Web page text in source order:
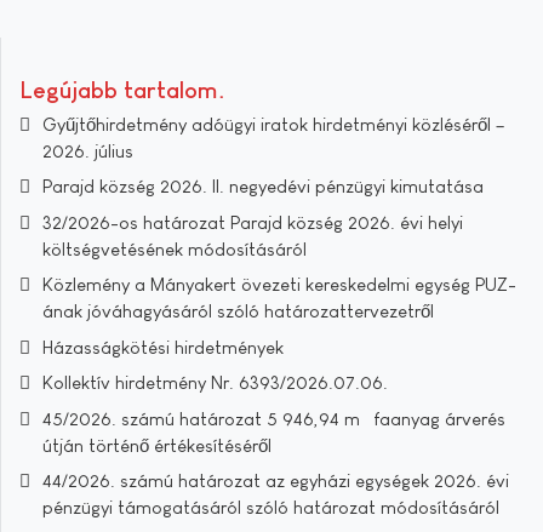
Legújabb tartalom
Gyűjtőhirdetmény adóügyi iratok hirdetményi közléséről –
2026. július
Parajd község 2026. II. negyedévi pénzügyi kimutatása
32/2026-os határozat Parajd község 2026. évi helyi
költségvetésének módosításáról
Közlemény a Mányakert övezeti kereskedelmi egység PUZ-
ának jóváhagyásáról szóló határozattervezetről
Házasságkötési hirdetmények
Kollektív hirdetmény Nr. 6393/2026.07.06.
45/2026. számú határozat 5 946,94 m³ faanyag árverés
útján történő értékesítéséről
44/2026. számú határozat az egyházi egységek 2026. évi
pénzügyi támogatásáról szóló határozat módosításáról